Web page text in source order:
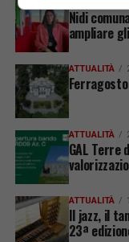
Nidi
ampliare
ATTUALITÀ
ATTUALITÀ
GAL Terre
ATTUALITÀ
Il jazz, il
23ª